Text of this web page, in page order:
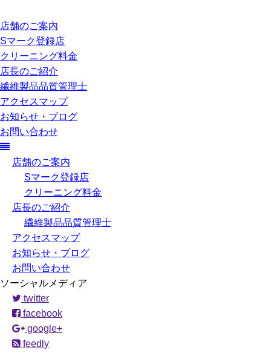
店舗のご案内
Sマーク登録店
クリーニング料金
店長のご紹介
繊維製品品質管理士
アクセスマップ
お知らせ・ブログ
お問い合わせ
店舗のご案内
Sマーク登録店
クリーニング料金
店長のご紹介
繊維製品品質管理士
アクセスマップ
お知らせ・ブログ
お問い合わせ
ソーシャルメディア
twitter
facebook
google+
feedly